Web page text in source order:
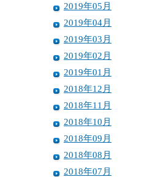
2019年05月
2019年04月
2019年03月
2019年02月
2019年01月
2018年12月
2018年11月
2018年10月
2018年09月
2018年08月
2018年07月